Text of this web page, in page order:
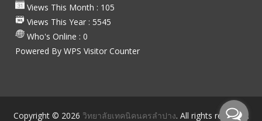
Views This Month : 105
Views This Year : 5545
Who's Online : 0
Powered By WPS Visitor Counter
Copyright © 2026 วิทยาลัยเทคนิคนครลำปาง. All rights reserved.